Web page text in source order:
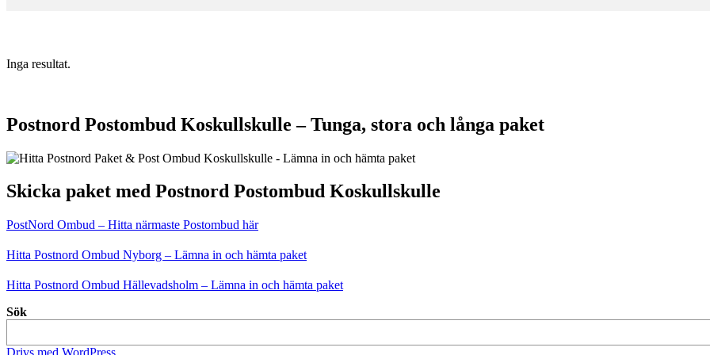
Inga resultat.
Postnord Postombud Koskullskulle – Tunga, stora och långa paket
Skicka paket med Postnord Postombud Koskullskulle
PostNord Ombud – Hitta närmaste Postombud här
Hitta Postnord Ombud Nyborg – Lämna in och hämta paket
Hitta Postnord Ombud Hällevadsholm – Lämna in och hämta paket
Sök